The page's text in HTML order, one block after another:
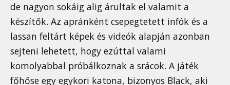
de nagyon sokáig alig árultak el valamit a
készítők. Az apránként csepegtetett infók és a
lassan feltárt képek és videók alapján azonban
sejteni lehetett, hogy ezúttal valami
komolyabbal próbálkoznak a srácok. A játék
főhőse egy egykori katona, bizonyos Black, aki